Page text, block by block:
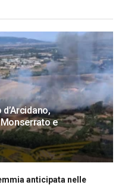
e
anticipata nelle